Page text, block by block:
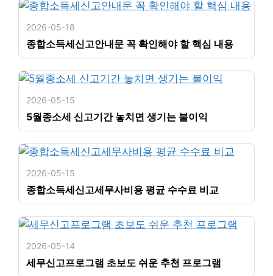
2026-05-18
종합소득세신고안내문 꼭 확인해야 할 핵심 내용
2026-05-15
5월종소세 신고기간 놓치면 생기는 불이익
2026-05-15
종합소득세신고세무사비용 평균 수수료 비교
2026-05-14
세무신고프로그램 초보도 쉬운 추천 프로그램